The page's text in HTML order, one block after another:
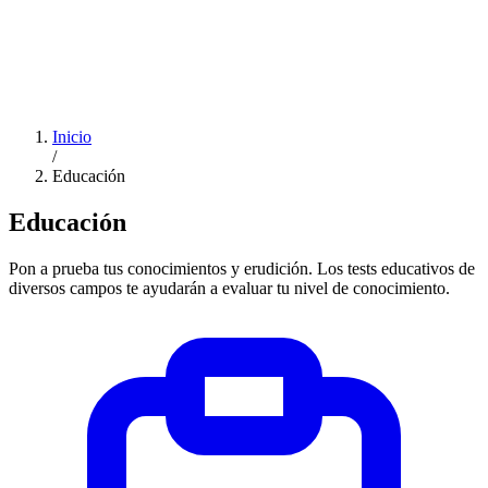
Inicio
/
Educación
Educación
Pon a prueba tus conocimientos y erudición. Los tests educativos de
diversos campos te ayudarán a evaluar tu nivel de conocimiento.